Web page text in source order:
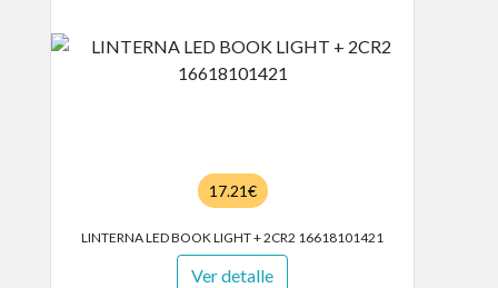
17.21€
LINTERNA LED BOOK LIGHT + 2CR2 16618101421
Ver detalle